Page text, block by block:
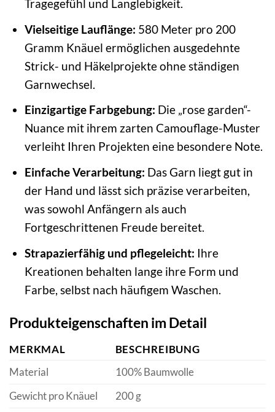
Tragegefühl und Langlebigkeit.
Vielseitige Lauflänge: 580 Meter pro 200
Gramm Knäuel ermöglichen ausgedehnte
Strick- und Häkelprojekte ohne ständigen
Garnwechsel.
Einzigartige Farbgebung: Die „rose garden“-
Nuance mit ihrem zarten Camouflage-Muster
verleiht Ihren Projekten eine besondere Note.
Einfache Verarbeitung: Das Garn liegt gut in
der Hand und lässt sich präzise verarbeiten,
was sowohl Anfängern als auch
Fortgeschrittenen Freude bereitet.
Strapazierfähig und pflegeleicht: Ihre
Kreationen behalten lange ihre Form und
Farbe, selbst nach häufigem Waschen.
Produkteigenschaften im Detail
MERKMAL
BESCHREIBUNG
Material
100% Baumwolle
Gewicht pro Knäuel
200 g